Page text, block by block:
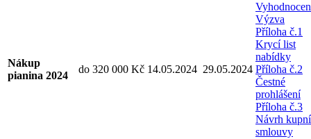
Nákup
pianina 2024
do 320 000 Kč 14.05.2024 29.05.2024
Výzva
Příloha č.1
Krycí list
nabídky
Příloha č.2
Čestné
prohlášení
Příloha č.3
Návrh kupní
smlouvy